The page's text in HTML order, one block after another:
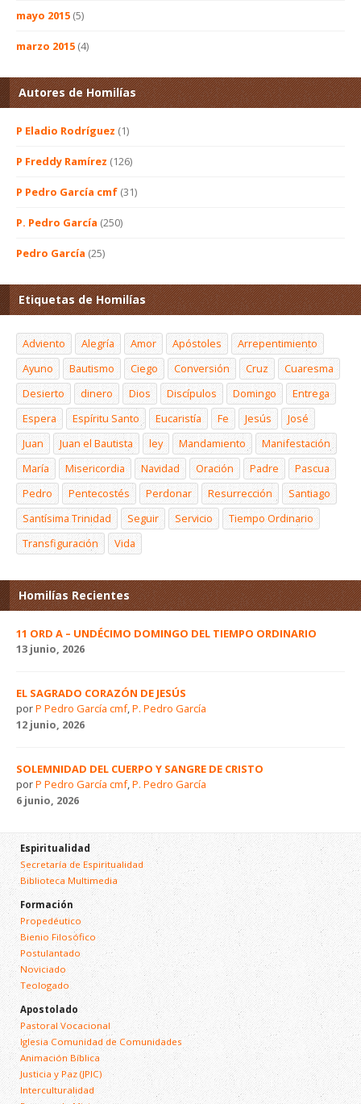
mayo 2015 (5)
marzo 2015 (4)
Autores de Homilías
P Eladio Rodríguez (1)
P Freddy Ramírez (126)
P Pedro García cmf (31)
P. Pedro García (250)
Pedro García (25)
Etiquetas de Homilías
Adviento Alegría Amor Apóstoles
Arrepentimiento
Ayuno
Bautismo Ciego Conversión Cruz
Cuaresma
Desierto
dinero Dios Discípulos Domingo
Entrega
Espera
Espíritu Santo Eucaristía Fe Jesús
José
Juan
Juan el Bautista ley Mandamiento
Manifestación
María
Misericordia Navidad Oración Padre
Pascua
Pedro
Pentecostés Perdonar Resurrección
Santiago
Santísima Trinidad
Seguir Servicio
Tiempo Ordinario
Transfiguración
Vida
Homilías Recientes
11 ORD A – UNDÉCIMO DOMINGO DEL TIEMPO ORDINARIO
13 junio, 2026
EL SAGRADO CORAZÓN DE JESÚS
porP Pedro García cmf,P. Pedro García
12 junio, 2026
SOLEMNIDAD DEL CUERPO Y SANGRE DE CRISTO
porP Pedro García cmf,P. Pedro García
6 junio, 2026
Espiritualidad
Secretaría de Espiritualidad
Biblioteca Multimedia
Formación
Propedéutico
Bienio Filosófico
Postulantado
Noviciado
Teologado
Apostolado
Pastoral Vocacional
Iglesia Comunidad de Comunidades
Animación Bíblica
Justicia y Paz (JPIC)
Interculturalidad